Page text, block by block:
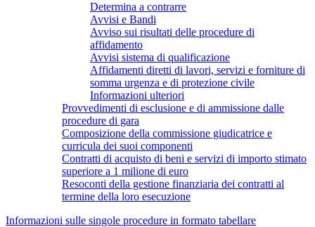
Determina a contrarre
Avvisi e Bandi
Avviso sui risultati delle procedure di
affidamento
Avvisi sistema di qualificazione
Affidamenti diretti di lavori, servizi e forniture di
somma urgenza e di protezione civile
Informazioni ulteriori
Provvedimenti di esclusione e di ammissione dalle
procedure di gara
Composizione della commissione giudicatrice e
curricula dei suoi componenti
Contratti di acquisto di beni e servizi di importo stimato
superiore a 1 milione di euro
Resoconti della gestione finanziaria dei contratti al
termine della loro esecuzione
Informazioni sulle singole procedure in formato tabellare